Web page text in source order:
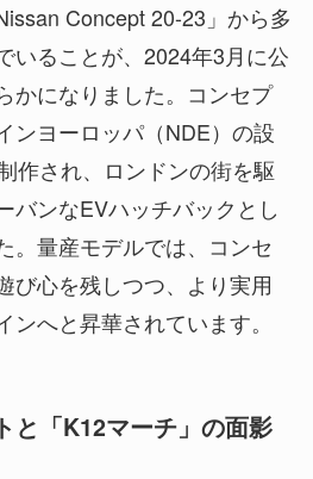
Concept 20-23」から多
いることが、2024年3月に公
かになりました。コンセプ
ンヨーロッパ（NDE）の設
作され、ロンドンの街を駆
バンなEVハッチバックとし
。量産モデルでは、コンセ
び心を残しつつ、より実用
へと昇華されています。
と「K12マーチ」の面影